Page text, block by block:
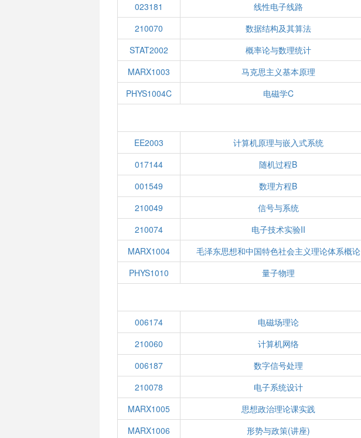
023181
线性电子线路
210070
数据结构及其算法
STAT2002
概率论与数理统计
MARX1003
马克思主义基本原理
PHYS1004C
电磁学C
EE2003 计算机原理与嵌入式系统
017144
随机过程B
001549
数理方程B
210049
信号与系统
210074
电子技术实验II
MARX1004
毛泽东思想和中国特色社会主义理论体系概论
PHYS1010
量子物理
006174 电磁场理论
210060
计算机网络
006187
数字信号处理
210078
电子系统设计
MARX1005
思想政治理论课实践
MARX1006
形势与政策(讲座)